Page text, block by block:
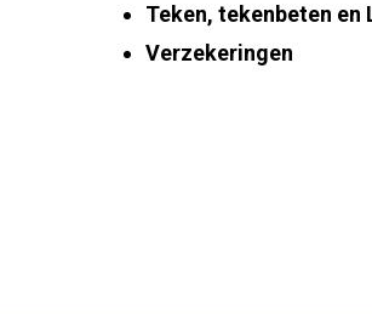
Teken, tekenbeten en
Verzekeringen